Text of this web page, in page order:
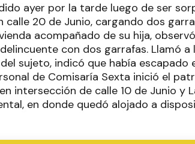
ayer por la tarde luego de ser
calle 20 de Junio, cargando dos
acompañado de su hija,
con dos garrafas. Llamó a
sujeto, indicó que había escapado
de Comisaría Sexta inició el
intersección de calle 10 de Junio y
en donde quedó alojado a